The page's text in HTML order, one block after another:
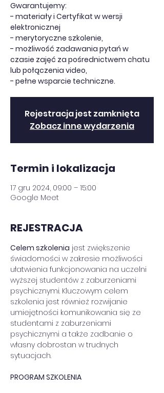
Gwarantujemy:
- materiały i Certyfikat w wersji
elektronicznej
- merytoryczne szkolenie,
- możliwość zadawania pytań w
czasie zajęć za pośrednictwem chatu
lub połączenia video,
- pełne wsparcie techniczne.
Rejestracja jest zamknięta
Zobacz inne wydarzenia
Termin i lokalizacja
17 gru 2024, 09:00 – 15:00
Google Meet
REJESTRACJA
Celem szkolenia jest zwiększenie
świadomości w zakresie możliwości
ułatwienia funkcjonowania na uczelni
wyższej studentów z zaburzeniami
psychicznymi. Kluczowym celem
szkolenia jest również rozwijanie
umiejętności komunikowania się ze
studentami z zaburzeniami
psychicznymi a także zadbanie o
własny dobrostan w trudnych
sytuacjach.
PROGRAM SZKOLENIA